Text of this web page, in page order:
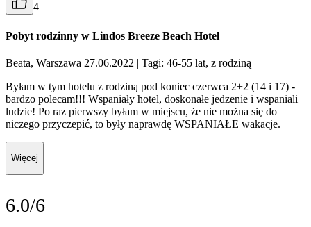
4
Pobyt rodzinny w Lindos Breeze Beach Hotel
Beata, Warszawa 27.06.2022 | Tagi: 46-55 lat, z rodziną
Byłam w tym hotelu z rodziną pod koniec czerwca 2+2 (14 i 17) -
bardzo polecam!!! Wspaniały hotel, doskonałe jedzenie i wspaniali
ludzie! Po raz pierwszy byłam w miejscu, że nie można się do
niczego przyczepić, to były naprawdę WSPANIAŁE wakacje.
Więcej
6.0/6